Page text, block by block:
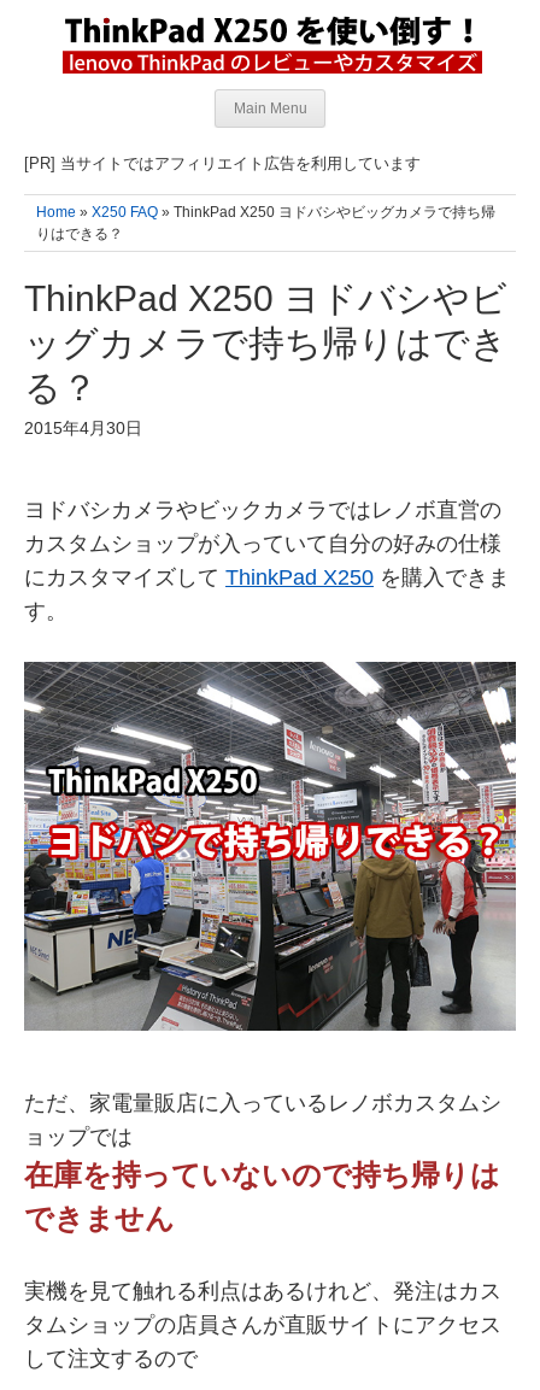
Main Menu
[PR] 当サイトではアフィリエイト広告を利用しています
Home » X250 FAQ » ThinkPad X250 ヨドバシやビッグカメラで持ち帰
りはできる？
ThinkPad X250 ヨドバシやビ
ッグカメラで持ち帰りはでき
る？
2015年4月30日
ヨドバシカメラやビックカメラではレノボ直営の
カスタムショップが入っていて自分の好みの仕様
にカスタマイズして ThinkPad X250 を購入できま
す。
ただ、家電量販店に入っているレノボカスタムシ
ョップでは
在庫を持っていないので持ち帰りは
できません
実機を見て触れる利点はあるけれど、発注はカス
タムショップの店員さんが直販サイトにアクセス
して注文するので